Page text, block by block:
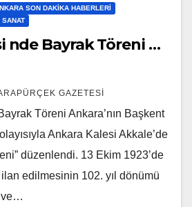
SON DAKIKA HABERLERI
SANAT
nde Bayrak Töreni …
GAZETESİ
Töreni Ankara’nın Başkent
Ankara Kalesi Akkale’de
düzenlendi. 13 Ekim 1923’de
ilan edilmesinin 102. yıl dönümü
ve…